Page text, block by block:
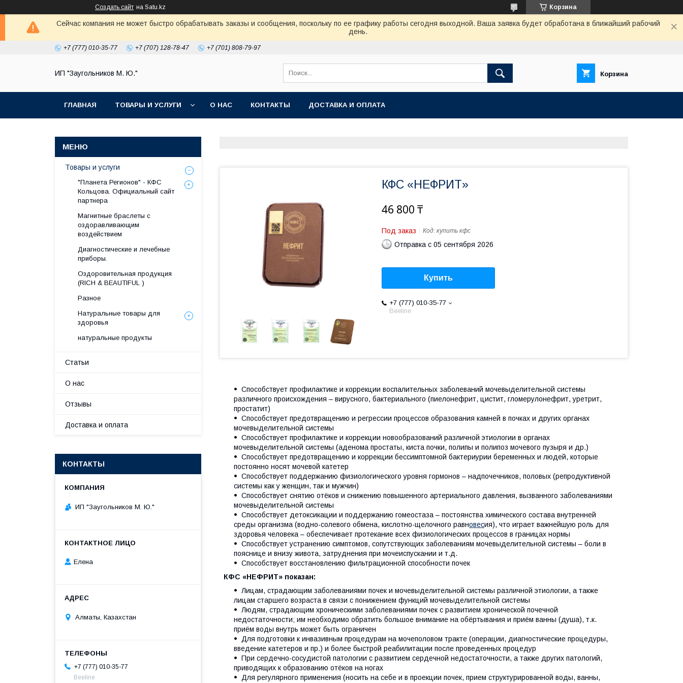
Создать сайт на Satu.kz Корзина
Сейчас компания не может быстро обрабатывать заказы и сообщения, поскольку по ее графику работы сегодня выходной. Ваша заявка будет обработана в ближайший рабочий
день.
+7 (777) 010-35-77 +7 (707) 128-78-47 +7 (701) 808-79-97
ИП "Заугольников М. Ю." Корзина
ГЛАВНАЯ ТОВАРЫ И УСЛУГИ О НАС КОНТАКТЫ ДОСТАВКА И ОПЛАТА
КФС «НЕФРИТ»
46 800 ₸
Под заказ Код: купить кфс
Отправка с 05 сентября 2026
Купить
+7 (777) 010-35-77
Beeline
Способствует профилактике и коррекции воспалительных заболеваний мочевыделительной системы
различного происхождения – вирусного, бактериального (пиелонефрит, цистит, гломерулонефрит, уретрит,
простатит)
Способствует предотвращению и регрессии процессов образования камней в почках и других органах
мочевыделительной системы
Способствует профилактике и коррекции новообразований различной этиологии в органах
мочевыделительной системы (аденома простаты, киста почки, полипы и полипоз мочевого пузыря и др.)
Способствует предотвращению и коррекции бессимптомной бактериурии беременных и людей, которые
постоянно носят мочевой катетер
Способствует поддержанию физиологического уровня гормонов – надпочечников, половых (репродуктивной
системы как у женщин, так и мужчин)
Способствует снятию отёков и снижению повышенного артериального давления, вызванного заболеваниями
мочевыделительной системы
Способствует детоксикации и поддержанию гомеостаза – постоянства химического состава внутренней
среды организма (водно-солевого обмена, кислотно-щелочного равновесия), что играет важнейшую роль для
здоровья человека – обеспечивает протекание всех физиологических процессов в границах нормы
Способствует устранению симптомов, сопутствующих заболеваниям мочевыделительной системы – боли в
пояснице и внизу живота, затруднения при мочеиспускании и т.д.
Способствует восстановлению фильтрационной способности почек
КФС «НЕФРИТ» показан:
Лицам, страдающим заболеваниями почек и мочевыделительной системы различной этиологии, а также
лицам старшего возраста в связи с понижением функций мочевыделительной системы
Людям, страдающим хроническими заболеваниями почек с развитием хронической почечной
недостаточности; им необходимо обратить большое внимание на обёртывания и приём ванны (душа), т.к.
приём воды внутрь может быть ограничен
Для подготовки к инвазивным процедурам на мочеполовом тракте (операции, диагностические процедуры,
введение катетеров и пр.) и более быстрой реабилитации после проведенных процедур
При сердечно-сосудистой патологии с развитием сердечной недостаточности, а также других патологий,
приводящих к образованию отёков на ногах
Для регулярного применения (носить на себе и в проекции почек, прием структурированной воды, ванны,
Товары и услуги
"Планета Регионов" - КФС
Кольцова. Официальный сайт
партнера
Магнитные браслеты с
оздоравливающим
воздействием
Диагностические и лечебные
приборы.
Оздоровительная продукция
(RICH & BEAUTIFUL )
Разное
Натуральные товары для
здоровья
натуральные продукты
Статьи
О нас
Отзывы
Доставка и оплата
КОНТАКТЫ
ИП "Заугольников М. Ю."
Елена
Алматы, Казахстан
+7 (777) 010-35-77
Beeline